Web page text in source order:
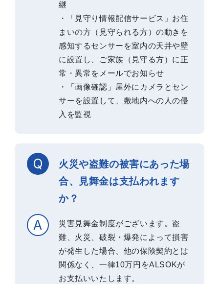
継
・「見守り情報配信サービス」お住
まいの方（見守られる方）の動きを
感知するセンサーを室内の天井や壁
に設置し、ご家族（見守る方）に正
常・異常をメールでお知らせ
・「画像確認」屋外にカメラとセン
サーを設置して、敷地内への人の侵
入を監視
火災や盗難の被害にあった場
合、見舞金は支払われます
か？
災害見舞金制度がございます。盗
難、火災、破裂・爆発によって損害
が発生した場合、他の保険契約とは
関係なく、一律10万円をALSOKが
お支払いいたします。